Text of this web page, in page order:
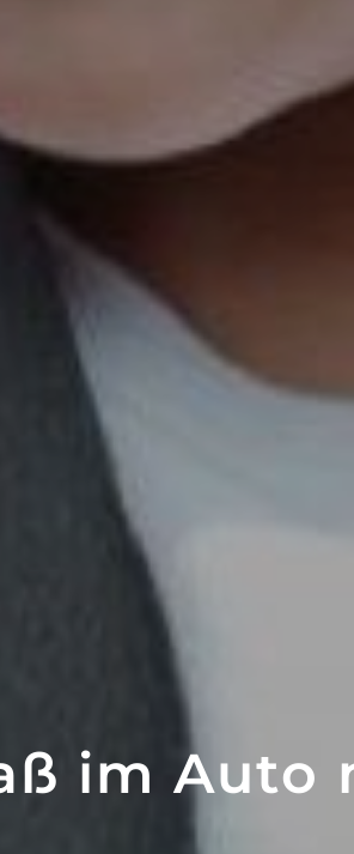
CATERING
im Auto